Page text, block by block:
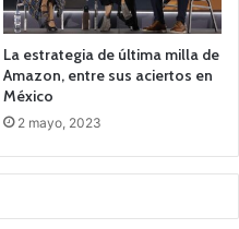
La estrategia de última milla de
Amazon, entre sus aciertos en
México
2 mayo, 2023